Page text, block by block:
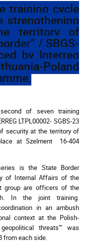
training cycle
strengthening
territory of
/ SBGS-
by Interreg
Poland
second of seven training
LTPL00002- SGBS-23
security at the territory of
at Szelment 16-404
is the State Border
of Internal Affairs of the
group are officers of the
In the joint training.
in an ambush
context at the Polish-
threats"" was
from each side.